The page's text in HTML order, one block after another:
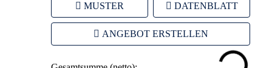
MUSTER DATENBLATT
ANGEBOT ERSTELLEN